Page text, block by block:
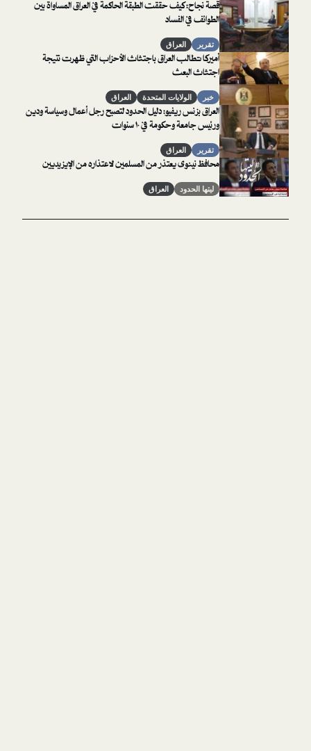
قصة نجاح: كيف حققت الطبقة الحاكمة في العراق المساواة بين
الطوائف في الفساد
تقرير العراق
أميركا تطالب العراق باجتثاث الأحزاب التي ظهرت نتيجة
اجتثاث البعث
خبر الولايات المتحدة العراق
العراق بزنس ريفيو: دليل الحدود لتصبح رجل أعمال وسياسة ودين
ورئيس جامعة وحكومة في ١٠ سنوات
تقرير العراق
محافظ نينوى يعتذر من المسلمين لاعتذاره من الإيزيديين
ليتها الحدود العراق